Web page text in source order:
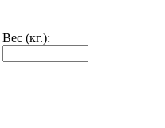
Вес (кг.):